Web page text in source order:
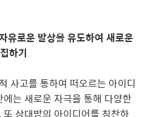
유로운 발상을 유도하여 새로운
하기
사고를 통하여 떠오르는 아이디
는 새로운 자극을 통해 다양한
상대방의 아이디어를 칭찬하